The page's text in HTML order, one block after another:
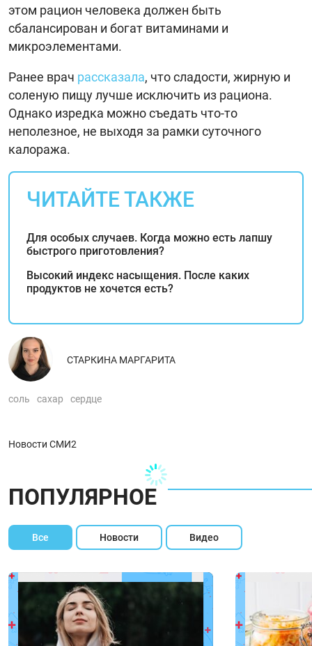
этом рацион человека должен быть
сбалансирован и богат витаминами и
микроэлементами.
Ранее врач рассказала, что сладости, жирную и
соленую пищу лучше исключить из рациона.
Однако изредка можно съедать что-то
неполезное, не выходя за рамки суточного
калоража.
ЧИТАЙТЕ ТАКЖЕ
Для особых случаев. Когда можно есть лапшу
быстрого приготовления?
Высокий индекс насыщения. После каких
продуктов не хочется есть?
СТАРКИНА МАРГАРИТА
соль сахар сердце
Новости СМИ2
ПОПУЛЯРНОЕ
Все Новости Видео